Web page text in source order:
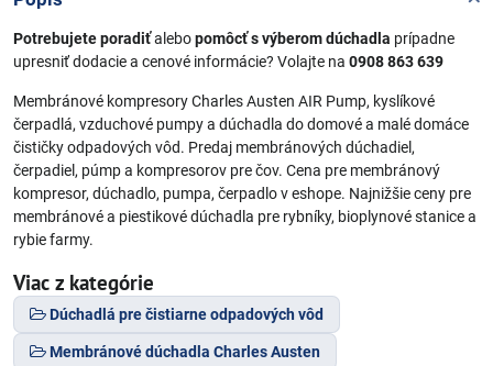
Potrebujete poradiťalebopomôcť s výberom dúchadla prípadne
upresniť dodacie a cenové informácie? Volajte na 0908 863 639
Membránové kompresory Charles Austen AIR Pump, kyslíkové
čerpadlá, vzduchové pumpy a dúchadla do domové a malé domáce
čističky odpadových vôd. Predaj membránových dúchadiel,
čerpadiel, púmp a kompresorov pre čov. Cena pre membránový
kompresor, dúchadlo, pumpa, čerpadlo v eshope. Najnižšie ceny pre
membránové a piestikové dúchadla pre rybníky, bioplynové stanice a
rybie farmy.
Viac z kategórie
Dúchadlá pre čistiarne odpadových vôd
Membránové dúchadla Charles Austen